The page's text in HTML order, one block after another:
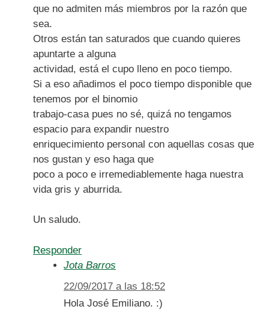
que no admiten más miembros por la razón que
sea.
Otros están tan saturados que cuando quieres
apuntarte a alguna
actividad, está el cupo lleno en poco tiempo.
Si a eso añadimos el poco tiempo disponible que
tenemos por el binomio
trabajo-casa pues no sé, quizá no tengamos
espacio para expandir nuestro
enriquecimiento personal con aquellas cosas que
nos gustan y eso haga que
poco a poco e irremediablemente haga nuestra
vida gris y aburrida.
Un saludo.
Responder
Jota Barros
22/09/2017 a las 18:52
Hola José Emiliano. :)